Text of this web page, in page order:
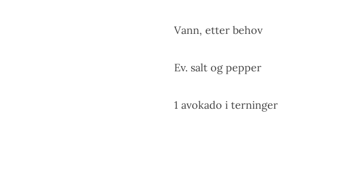
Vann, etter behov
Ev. salt og pepper
1 avokado i terninger